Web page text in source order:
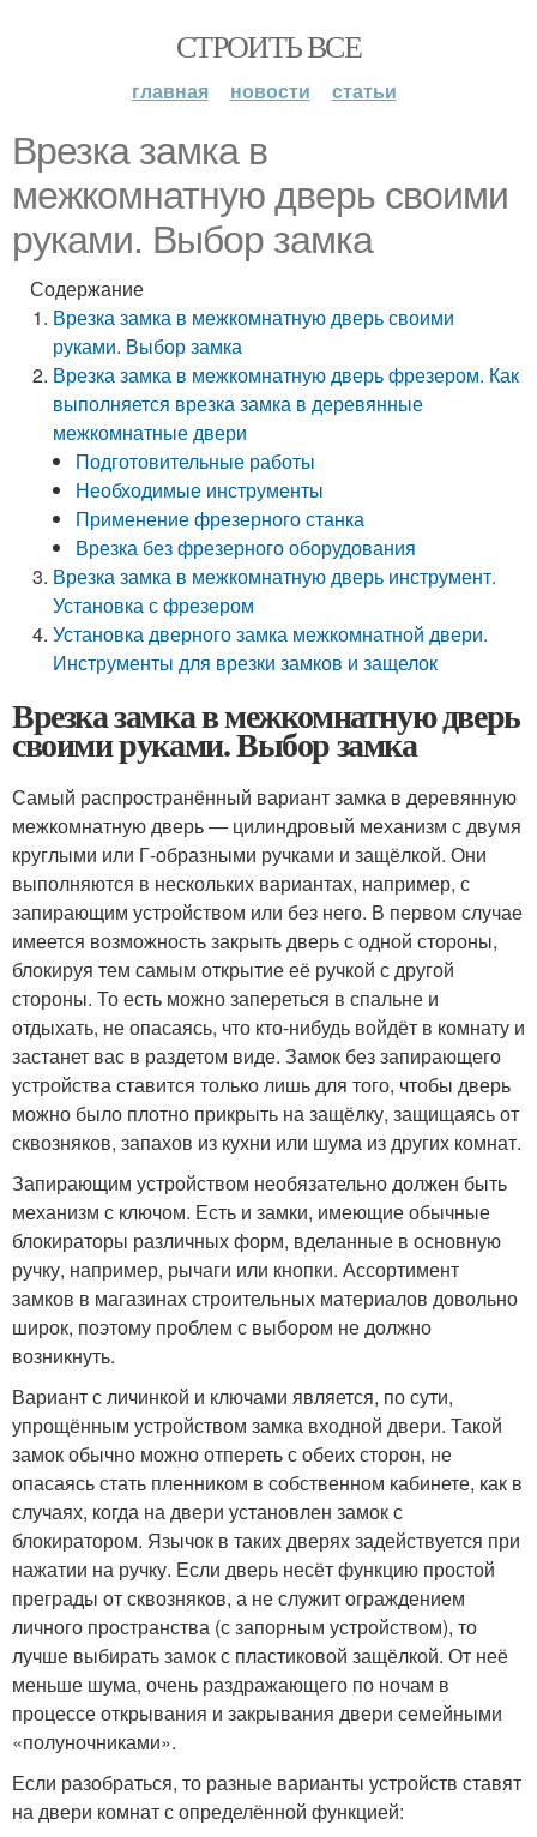
СТРОИТЬ ВСЕ
главная новости статьи
Врезка замка в
межкомнатную дверь своими
руками. Выбор замка
Содержание
Врезка замка в межкомнатную дверь своими
руками. Выбор замка
Врезка замка в межкомнатную дверь фрезером. Как
выполняется врезка замка в деревянные
межкомнатные двери
Подготовительные работы
Необходимые инструменты
Применение фрезерного станка
Врезка без фрезерного оборудования
Врезка замка в межкомнатную дверь инструмент.
Установка с фрезером
Установка дверного замка межкомнатной двери.
Инструменты для врезки замков и защелок
Врезка замка в межкомнатную дверь
своими руками. Выбор замка
Самый распространённый вариант замка в деревянную
межкомнатную дверь — цилиндровый механизм с двумя
круглыми или Г-образными ручками и защёлкой. Они
выполняются в нескольких вариантах, например, с
запирающим устройством или без него. В первом случае
имеется возможность закрыть дверь с одной стороны,
блокируя тем самым открытие её ручкой с другой
стороны. То есть можно запереться в спальне и
отдыхать, не опасаясь, что кто-нибудь войдёт в комнату и
застанет вас в раздетом виде. Замок без запирающего
устройства ставится только лишь для того, чтобы дверь
можно было плотно прикрыть на защёлку, защищаясь от
сквозняков, запахов из кухни или шума из других комнат.
Запирающим устройством необязательно должен быть
механизм с ключом. Есть и замки, имеющие обычные
блокираторы различных форм, вделанные в основную
ручку, например, рычаги или кнопки. Ассортимент
замков в магазинах строительных материалов довольно
широк, поэтому проблем с выбором не должно
возникнуть.
Вариант с личинкой и ключами является, по сути,
упрощённым устройством замка входной двери. Такой
замок обычно можно отпереть с обеих сторон, не
опасаясь стать пленником в собственном кабинете, как в
случаях, когда на двери установлен замок с
блокиратором. Язычок в таких дверях задействуется при
нажатии на ручку. Если дверь несёт функцию простой
преграды от сквозняков, а не служит ограждением
личного пространства (с запорным устройством), то
лучше выбирать замок с пластиковой защёлкой. От неё
меньше шума, очень раздражающего по ночам в
процессе открывания и закрывания двери семейными
«полуночниками».
Если разобраться, то разные варианты устройств ставят
на двери комнат с определённой функцией: